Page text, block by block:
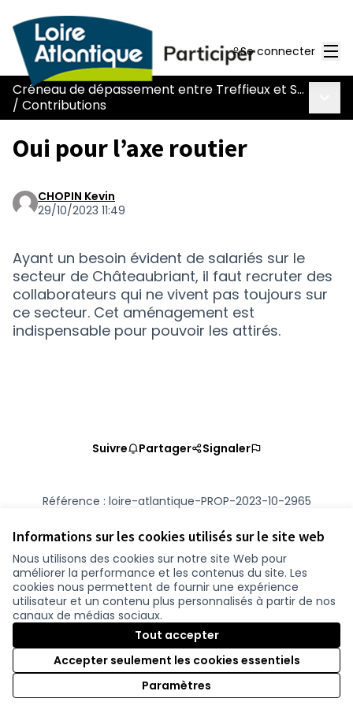
Informations sur les cookies utilisés sur le site web
Nous utilisons des cookies sur notre site Web pour
améliorer la performance et les contenus du site. Les
cookies nous permettent de fournir une expérience
utilisateur et un contenu plus personnalisés à partir de nos
canaux de médias sociaux.
Tout accepter
Accepter seulement les cookies essentiels
Paramètres
Se connecter
Créneau de dépassement entre Treffieux et Saint-Vincent-des-Landes
/ Contributions
Oui pour l’axe routier
CHOPIN Kevin
29/10/2023 11:49
Ayant un besoin évident de salariés sur le
secteur de Châteaubriant, il faut recruter des
collaborateurs qui ne vivent pas toujours sur
ce secteur. Cet aménagement est
indispensable pour pouvoir les attirés.
Suivre Partager Signaler
Référence : loire-atlantique-PROP-2023-10-2965
Vérifiez l'empreinte numérique
Conditions d'utilisation
Paramètres des cookies
participer.loire-atlantique.fr sur Facebook
(Nouvelle fenêtre)
participer.loire-atlantique.fr sur Instagram
(Nouvelle fenêtre)
participer.loire-atlantique.fr sur YouTube
(Nouvelle fenêtre)
Site réalisé grâce aulogiciel libre Decidim .
Licence
(Nouvelle